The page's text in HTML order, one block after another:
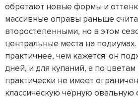
обретают новые формы и
массивные оправы раньше
второстепенными, но в этом
центральные места на
практичнее, чем кажется: он
дней, и для купаний, а по
практически не имеет
классическую чёрную овальную